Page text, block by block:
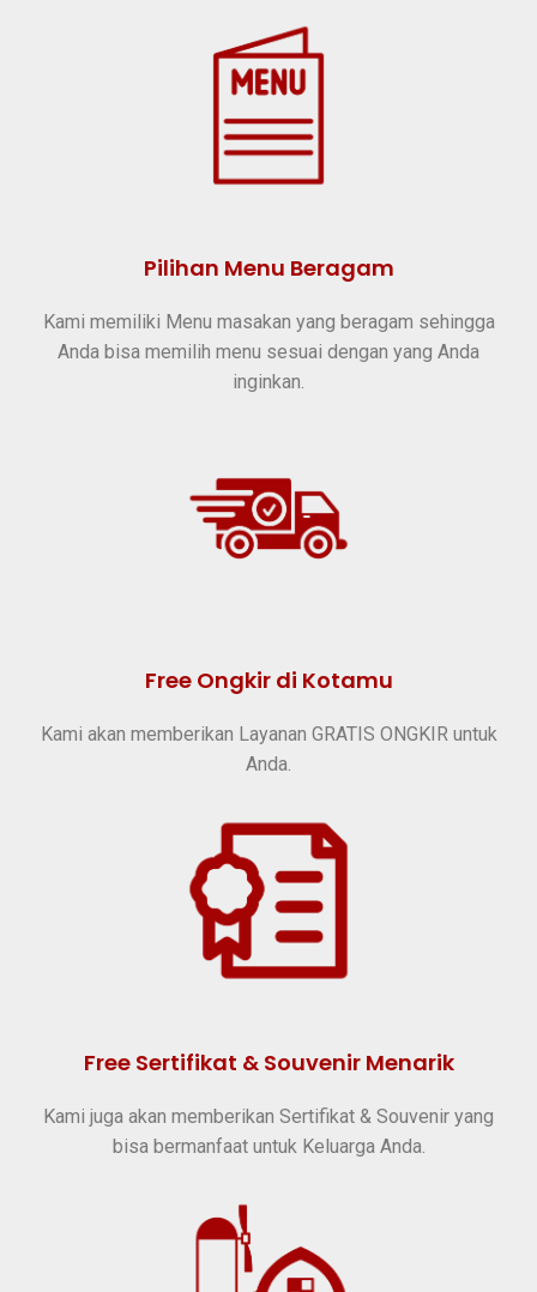
Pilihan Menu Beragam
Kami memiliki Menu masakan yang beragam sehingga
Anda bisa memilih menu sesuai dengan yang Anda
inginkan.
Free Ongkir di Kotamu
Kami akan memberikan Layanan GRATIS ONGKIR untuk
Anda.
Free Sertifikat & Souvenir Menarik
Kami juga akan memberikan Sertifikat & Souvenir yang
bisa bermanfaat untuk Keluarga Anda.